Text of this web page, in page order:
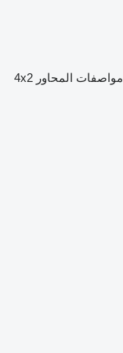
مواصفات المحاور 4x2